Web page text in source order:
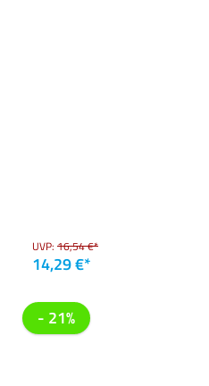
UVP: 16,54 €*
14,29 €*
- 21%